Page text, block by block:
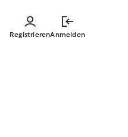
springen
RegistrierenAnmelden